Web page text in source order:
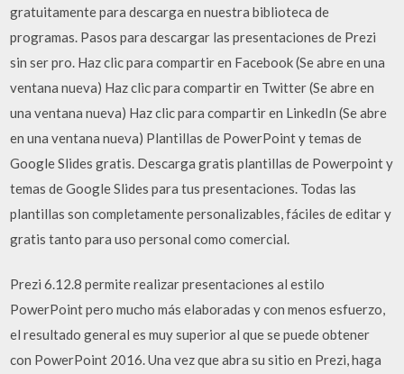
gratuitamente para descarga en nuestra biblioteca de
programas. Pasos para descargar las presentaciones de Prezi
sin ser pro. Haz clic para compartir en Facebook (Se abre en una
ventana nueva) Haz clic para compartir en Twitter (Se abre en
una ventana nueva) Haz clic para compartir en LinkedIn (Se abre
en una ventana nueva) Plantillas de PowerPoint y temas de
Google Slides gratis. Descarga gratis plantillas de Powerpoint y
temas de Google Slides para tus presentaciones. Todas las
plantillas son completamente personalizables, fáciles de editar y
gratis tanto para uso personal como comercial.
Prezi 6.12.8 permite realizar presentaciones al estilo
PowerPoint pero mucho más elaboradas y con menos esfuerzo,
el resultado general es muy superior al que se puede obtener
con PowerPoint 2016. Una vez que abra su sitio en Prezi, haga